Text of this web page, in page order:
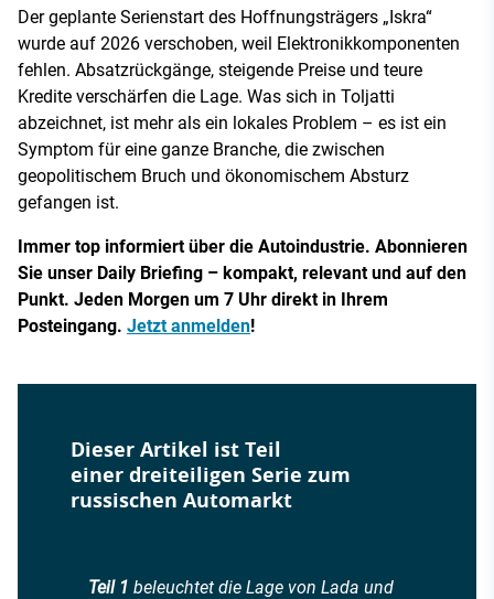
Der geplante Serienstart des Hoffnungsträgers „Iskra“
wurde auf 2026 verschoben, weil Elektronikkomponenten
fehlen. Absatzrückgänge, steigende Preise und teure
Kredite verschärfen die Lage. Was sich in Toljatti
abzeichnet, ist mehr als ein lokales Problem – es ist ein
Symptom für eine ganze Branche, die zwischen
geopolitischem Bruch und ökonomischem Absturz
gefangen ist.
Immer top informiert über die Autoindustrie. Abonnieren
Sie unser Daily Briefing – kompakt, relevant und auf den
Punkt. Jeden Morgen um 7 Uhr direkt in Ihrem
Posteingang. Jetzt anmelden!
Dieser Artikel ist Teil
einer dreiteiligen Serie zum
russischen Automarkt
Teil 1 beleuchtet die Lage von Lada und